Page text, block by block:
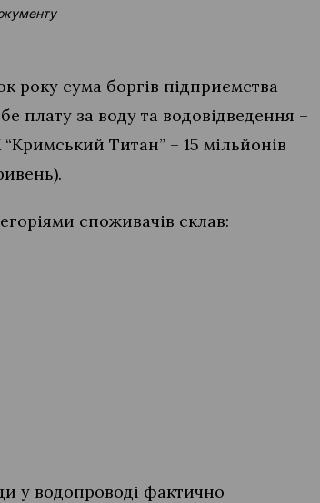
року сума боргів підприємства
плату за воду та водовідведення –
Титан” – 15 мільйонів
споживачів склав:
у водопроводі фактично